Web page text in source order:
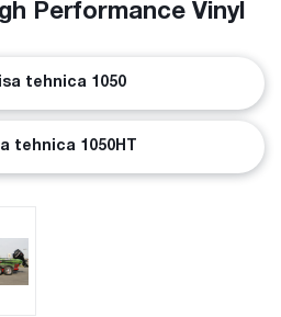
Performance Vinyl
tehnica 1050
tehnica 1050HT